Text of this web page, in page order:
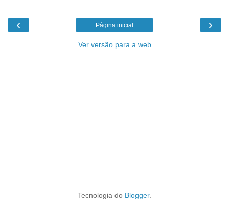
‹ ›
Página inicial
Ver versão para a web
Tecnologia do Blogger.